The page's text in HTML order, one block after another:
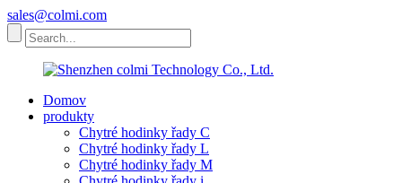
sales@colmi.com
Domov
produkty
Chytré hodinky řady C
Chytré hodinky řady L
Chytré hodinky řady M